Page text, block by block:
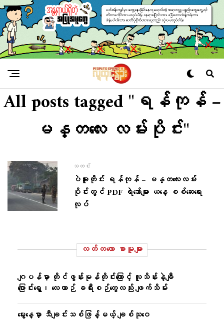
All posts tagged "ရန်ကုန် –
မန္တလေး လမ်းပိုင်း"
သတင်း
ပဲခူးတိုင်း ရန်ကုန် – မန္တလေးလမ်း
ပိုင်းတွင် PDF ရဲဘော်များ ယနေ့ စစ်ဆေးရေး
လုပ်
လတ်တ‌လော စာမူများ
ဂျပန်မှာ တိုင်ဖွန်းမုန်တိုင်းကြောင့် လူသိန်းနဲ့ချီ
ပြောင်းရွှေ့၊ လေယာဉ် ခရီးစဉ်တွေလည်း ဖျက်သိမ်း
မွေးနေ့မှာ သီချင်းသစ်ဖြန့်မယ့် ချစ်သုဝေ